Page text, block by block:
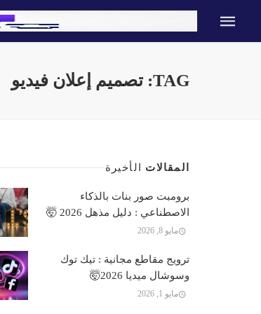
TAG: تصميم إعلان فيديو
المقالات الأخيرة
برومبت صور بنات بالذكاء
الاصطناعي : دليل مذهل 2026 🤯
مايو 8, 2026
ترويج مقاطع مجانية : تيك توك
وسوشال ميديا 2026🤯
مايو 1, 2026